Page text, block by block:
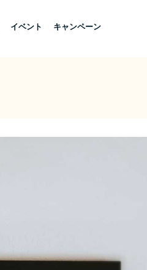
イベント キャンペーン